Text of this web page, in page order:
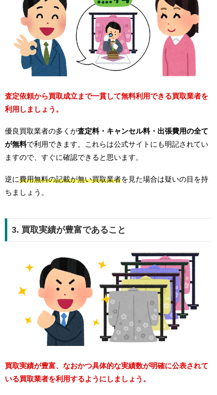
査定依頼から買取成立まで一貫して無料利用できる買取業者を
利用しましょう。
優良買取業者の多くが査定料・キャンセル料・出張費用の全て
が無料で利用できます。これらは公式サイトにも明記されてい
ますので、すぐに確認できると思います。
逆に費用無料の記載が無い買取業者を見た場合は疑いの目を持
ちましょう。
3. 買取実績が豊富であること
買取実績が豊富、なおかつ具体的な実績数が明確に公表されて
いる買取業者を利用するようにしましょう。